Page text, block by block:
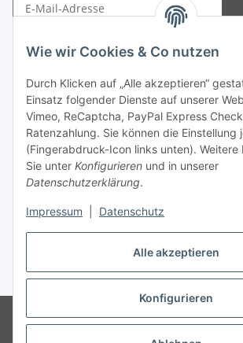
Alle akzeptieren
Konfigurieren
Wie wir Cookies & Co nutzen
Durch Klicken auf „Alle akzeptieren“
Einsatz folgender Dienste auf unserer
Vimeo, ReCaptcha, PayPal Express
Ratenzahlung. Sie können die Einstellung
(Fingerabdruck-Icon links unten). Weitere
Sie unter Konfigurieren und in unserer
Datenschutzerklärung.
Impressum Datenschutz
Gesetzliche Informationen
Vertrag widerrufen
* Gemäß §19 UStG wird keine Umsatzsteuer
© Wohlgefühl für Körper & Seele by Sabine
794662 Endpreis zzgl. Versandkosten, gemäß